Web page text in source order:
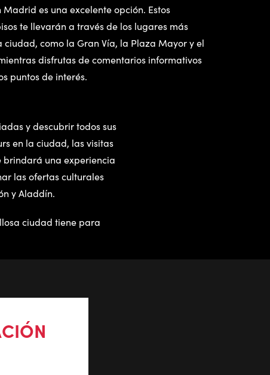
es una excelente opción. Estos
te llevarán a través de los lugares más
como la Gran Vía, la Plaza Mayor y el
disfrutas de comentarios informativos
puntos de interés.
y descubrir todos sus
en la ciudad, las visitas
brindará una experiencia
las ofertas culturales
y Aladdín.
ciudad tiene para